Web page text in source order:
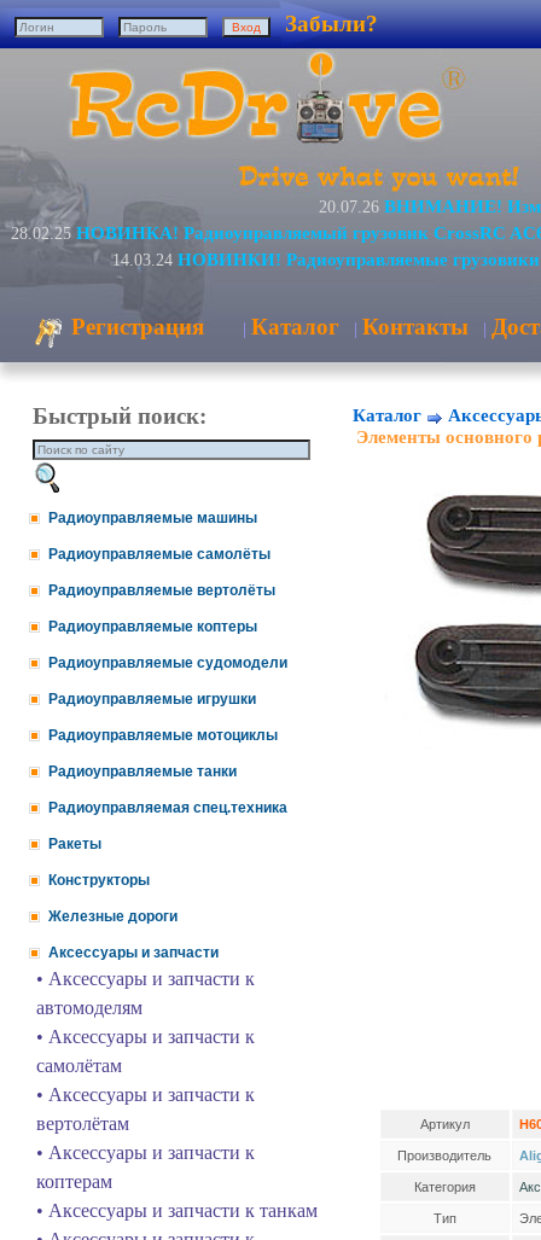
Забыли?
20.07.26 ВНИМАНИЕ!
28.02.25 НОВИНКА! Радиоуправляемый грузовик CrossRC
14.03.24 НОВИНКИ! Радиоуправляемые грузовики
Регистрация | Каталог | Контакты |
Быстрый поиск:
Радиоуправляемые машины
Радиоуправляемые самолёты
Радиоуправляемые вертолёты
Радиоуправляемые коптеры
Радиоуправляемые судомодели
Радиоуправляемые игрушки
Радиоуправляемые мотоциклы
Радиоуправляемые танки
Радиоуправляемая спец.техника
Ракеты
Конструкторы
Железные дороги
Аксессуары и запчасти
• Аксессуары и запчасти к
автомоделям
• Аксессуары и запчасти к
самолётам
• Аксессуары и запчасти к
вертолётам
• Аксессуары и запчасти к
коптерам
• Аксессуары и запчасти к танкам
Каталог
Элементы основного
Артикул
Производитель
Категория
Тип